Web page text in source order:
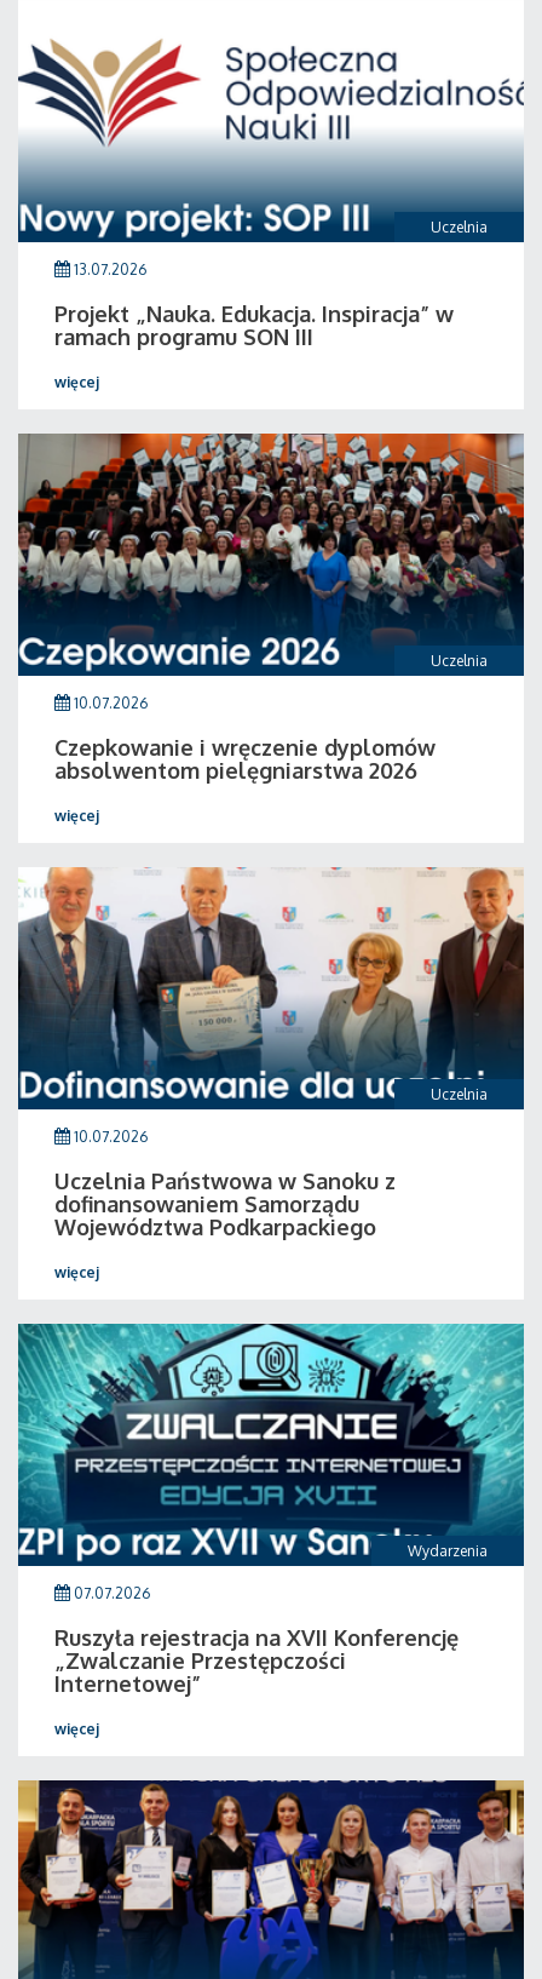
Uczelnia
13.07.2026
Projekt „Nauka. Edukacja. Inspiracja” w
ramach programu SON III
więcej
Uczelnia
10.07.2026
Czepkowanie i wręczenie dyplomów
absolwentom pielęgniarstwa 2026
więcej
Uczelnia
10.07.2026
Uczelnia Państwowa w Sanoku z
dofinansowaniem Samorządu
Województwa Podkarpackiego
więcej
Wydarzenia
07.07.2026
Ruszyła rejestracja na XVII Konferencję
„Zwalczanie Przestępczości
Internetowej”
więcej